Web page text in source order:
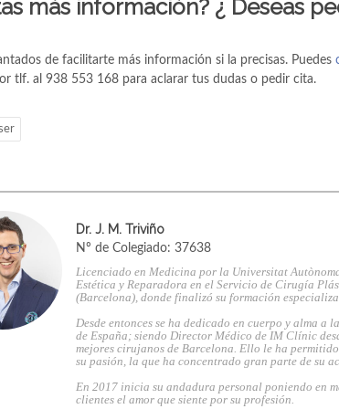
más información? ¿ Deseas
de facilitarte más información si la precisas. Puedes
tlf. al 938 553 168 para aclarar tus dudas o pedir cita.
Dr. J. M. Triviño
Nº de Colegiado: 37638
Licenciado en Medicina por la Universitat
Estética y Reparadora en el Servicio de Cirugía
(Barcelona), donde finalizó su formación
Desde entonces se ha dedicado en cuerpo y alma
de España; siendo Director Médico de IM Clínic
mejores cirujanos de Barcelona. Ello le ha
su pasión, la que ha concentrado gran parte de su
En 2017 inicia su andadura personal poniendo en
clientes el amor que siente por su profesión.